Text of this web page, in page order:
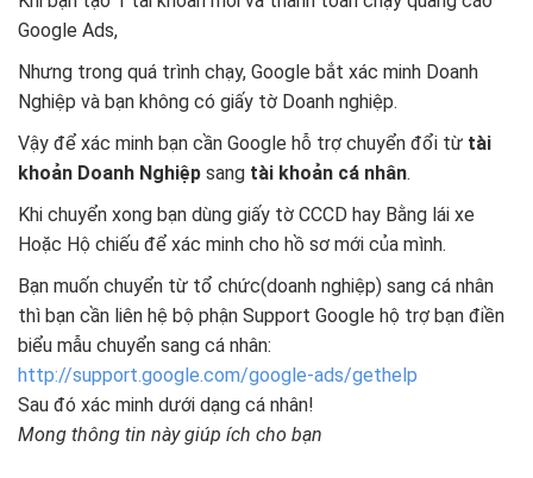
Google Ads,
Nhưng trong quá trình chạy, Google bắt xác minh Doanh
Nghiệp và bạn không có giấy tờ Doanh nghiệp.
Vậy để xác minh bạn cần Google hỗ trợ chuyển đổi từ tài
khoản Doanh Nghiệp sang tài khoản cá nhân.
Khi chuyển xong bạn dùng giấy tờ CCCD hay Bằng lái xe
Hoặc Hộ chiếu để xác minh cho hồ sơ mới của mình.
Bạn muốn chuyển từ tổ chức(doanh nghiệp) sang cá nhân
thì bạn cần liên hệ bộ phận Support Google hộ trợ bạn điền
biểu mẫu chuyển sang cá nhân:
http://support.google.com/google-ads/gethelp
Sau đó xác minh dưới dạng cá nhân!
Mong thông tin này giúp ích cho bạn